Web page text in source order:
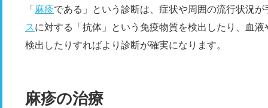
「 麻疹である」という診断は、症状や周囲の流行状況
スに対する「抗体」という免疫物質を検出したり、血
検出したりすればより診断が確実になります。
麻疹の治療